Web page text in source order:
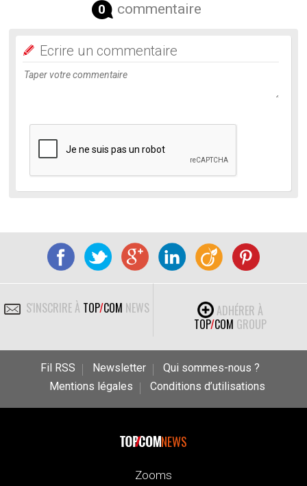
0 commentaire
Ecrire un commentaire
S'INSCRIRE À TOP/COM NEWS
ADHÉRER À
TOP/COM GROUP
Fil RSS Newsletter
Qui sommes-nous ?
Mentions légales
Conditions d’utilisations
NEWS
Zooms